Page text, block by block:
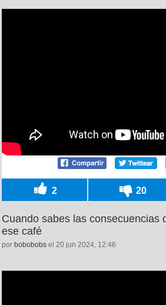
2 20
Cuando sabes las consecuencias
ese café
por bobobobs el 20 jun 2024, 12:46